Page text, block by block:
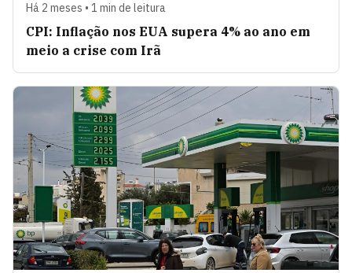
Há 2 meses • 1 min de leitura
CPI: Inflação nos EUA supera 4% ao ano em
meio a crise com Irã